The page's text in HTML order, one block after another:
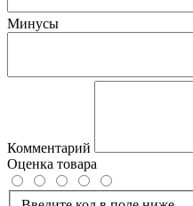
Минусы
Комментарий
Оценка товара